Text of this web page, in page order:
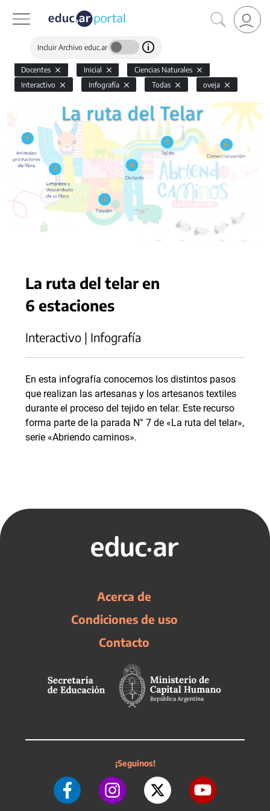
Incluir Archivo educ.ar
Docentes Inicial
Ciencias Naturales
Interactivo
Infografía Todas oveja
La ruta del telar en
6 estaciones
Interactivo | Infografía
En esta infografía conocemos los distintos pasos
que realizan las artesanas y los artesanos textiles
durante el proceso del tejido en telar. Este recurso
forma parte de la parada N° 7 de «La ruta del telar»,
serie «Abriendo caminos».
Acerca de
Condiciones de uso
Contacto
¡Seguinos!